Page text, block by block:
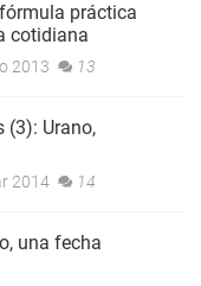
práctica
cotidiana
2013 13
(3): Urano,
2014 14
una fecha